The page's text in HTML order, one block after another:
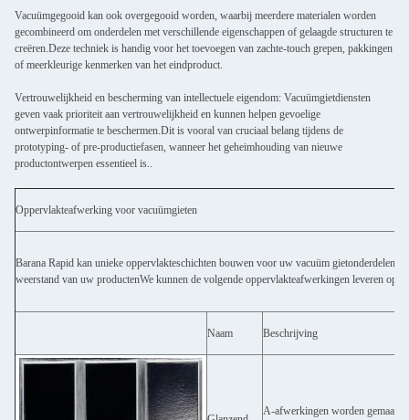
Vacuümgegooid kan ook overgegooid worden, waarbij meerdere materialen worden
gecombineerd om onderdelen met verschillende eigenschappen of gelaagde structuren te
creëren.Deze techniek is handig voor het toevoegen van zachte-touch grepen, pakkingen
of meerkleurige kenmerken van het eindproduct.
Vertrouwelijkheid en bescherming van intellectuele eigendom: Vacuümgietdiensten
geven vaak prioriteit aan vertrouwelijkheid en kunnen helpen gevoelige
ontwerpinformatie te beschermen.Dit is vooral van cruciaal belang tijdens de
prototyping- of pre-productiefasen, wanneer het geheimhouding van nieuwe
productontwerpen essentieel is..
Oppervlakteafwerking voor vacuümgieten
Barana Rapid kan unieke oppervlakteschichten bouwen voor uw vacuüm gietonderdelen
weerstand van uw productenWe kunnen de volgende oppervlakteafwerkingen leveren op
Naam Beschrijving
A-afwerkingen worden gemaakt